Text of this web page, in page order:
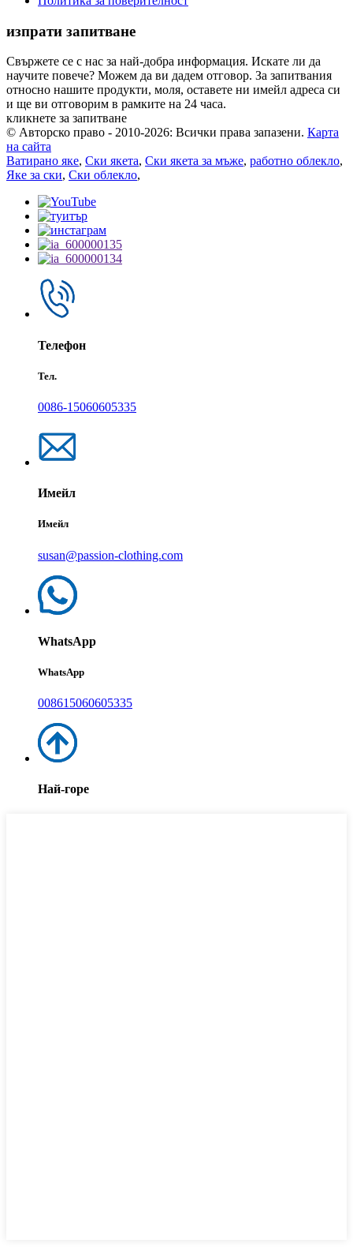
изпрати запитване
Свържете се с нас за най-добра информация. Искате ли да
научите повече? Можем да ви дадем отговор. За запитвания
относно нашите продукти, моля, оставете ни имейл адреса си
и ще ви отговорим в рамките на 24 часа.
кликнете за запитване
© Авторско право - 2010-2026: Всички права запазени. Карта
на сайта
Ватирано яке, Ски якета, Ски якета за мъже, работно облекло,
Яке за ски, Ски облекло,
Телефон
Тел.
0086-15060605335
Имейл
Имейл
susan@passion-clothing.com
WhatsApp
WhatsApp
008615060605335
Най-горе